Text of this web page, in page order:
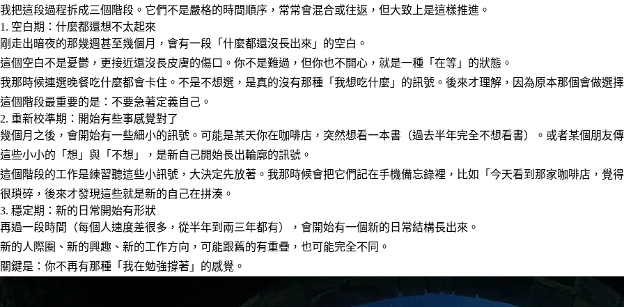
我把這段過程拆成三個階段。它們不是嚴格的時間順序，常常會混合或往返，但大致上是這樣推進。
1. 空白期：什麼都還想不太起來
剛走出暗夜的那幾週甚至幾個月，會有一段「什麼都還沒長出來」的空白。
這個空白不是憂鬱，更接近還沒長皮膚的傷口。你不是難過，但你也不開心，就是一種「在等」的狀態。
我那時候連選晚餐吃什麼都會卡住。不是不想選，是真的沒有那種「我想吃什麼」的訊號。後來才理解，因為原本那個會做選
這個階段最重要的是： 不要急著定義自己 。
2. 重新校準期：開始有些事感覺對了
幾個月之後，會開始有一些細小的訊號。可能是某天你在咖啡店，突然想看一本書（過去半年完全不想看書）。或者某個朋友
這些小小的「想」與「不想」，是新自己開始長出輪廓的訊號。
這個階段的工作是練習聽這些小訊號，大決定先放著。我那時候會把它們記在手機備忘錄裡，比如「今天看到那家咖啡店，覺
很瑣碎，後來才發現這些就是新的自己在拼湊。
3. 穩定期：新的日常開始有形狀
再過一段時間（每個人速度差很多，從半年到兩三年都有），會開始有一個新的日常結構長出來。
新的人際圈、新的興趣、新的工作方向，可能跟舊的有重疊，也可能完全不同。
關鍵是：你不再有那種「我在勉強撐著」的感覺。